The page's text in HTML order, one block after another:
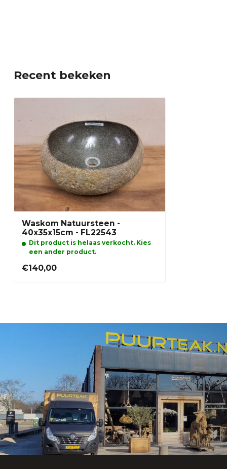
Recent bekeken
Waskom Natuursteen -
40x35x15cm - FL22543
Dit product is helaas verkocht. Kies
een ander product.
€140,00